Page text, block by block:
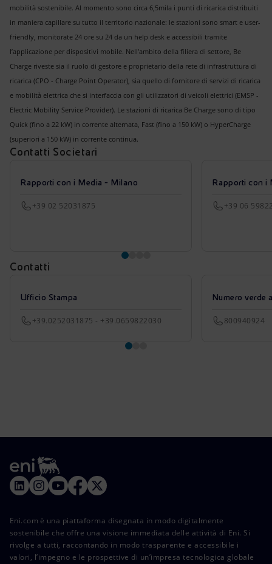
mobilità sostenibile. Al momento sono circa 6,5mila i punti di ricarica distribuiti
in maniera capillare su tutto il territorio nazionale: le stazioni sono smart e user-
friendly, monitorate 24 ore su 24 da un help desk e accessibili tramite
l’applicazione per dispositivi mobile. Nell’ambito della filiera di settore, Be
Charge riveste sia il ruolo di gestore e proprietario della rete di infrastruttura di
ricarica (CPO - Charge Point Operator), sia quello di fornitore di servizi di ricarica
e mobilità elettrica che si interfaccia con gli utilizzatori di veicoli elettrici (EMSP -
Electric Mobility Service Provider). Le stazioni di ricarica Be Charge sono di tipo
Quick (fino a 22 kW) in corrente alternata, Fast (fino a 150 kW) o HyperCharge
(superiori a 150 kW) in corrente continua.
Contatti Societari
Rapporti con i Media - Milano
+39 02 52031875
Rapporti con i
+39 06
Contatti
Ufficio Stampa
+39.0252031875 - +39.0659822030
Numero verde
800940924
Eni.com è una piattaforma disegnata in modo digitalmente
sostenibile che offre una visione immediata delle attività di Eni. Si
rivolge a tutti, raccontando in modo trasparente e accessibile i
valori, l’impegno e le prospettive di un’impresa tecnologica globale